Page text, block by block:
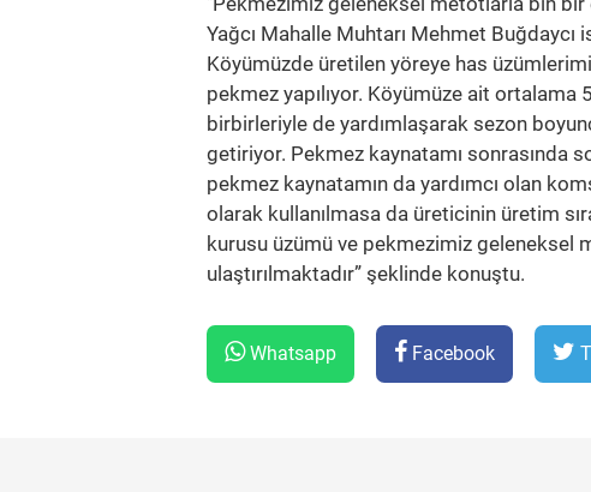
Yağcı Mahalle Muhtarı Mehmet Buğdaycı
Köyümüzde üretilen yöreye has
pekmez yapılıyor. Köyümüze ait ortalama
birbirleriyle de yardımlaşarak sezon
getiriyor. Pekmez kaynatamı sonrasında
pekmez kaynatamın da yardımcı olan
olarak kullanılmasa da üreticinin üretim
kurusu üzümü ve pekmezimiz
ulaştırılmaktadır” şeklinde konuştu.
Whatsapp Facebook